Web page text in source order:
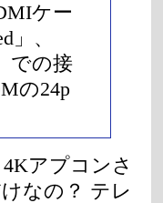
ケー
」、
での接
の24p
アプコンさ
なの？ テレ